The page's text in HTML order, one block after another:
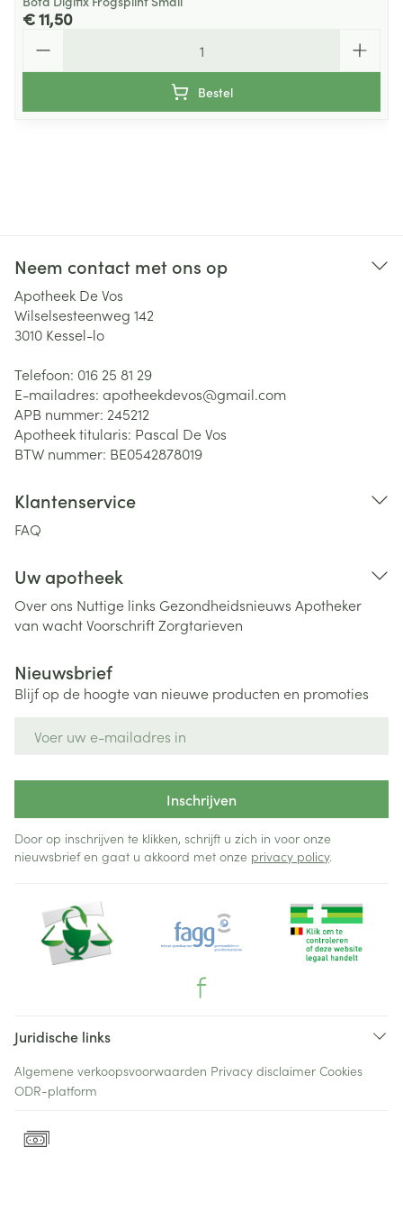
€ 11,50
Bestel
Neem contact met ons op
Apotheek De Vos
Wilselsesteenweg 142
3010 Kessel-lo
Telefoon: 016 25 81 29
E-mailadres: apotheekdevos@gmail.com
APB nummer: 245212
Apotheek titularis: Pascal De Vos
BTW nummer: BE0542878019
Klantenservice
FAQ
Uw apotheek
Over ons Nuttige links Gezondheidsnieuws Apotheker
van wachtVoorschriftZorgtarieven
Nieuwsbrief
Blijf op de hoogte van nieuwe producten en promoties
Inschrijven
Door op inschrijven te klikken, schrijft u zich in voor onze
nieuwsbrief en gaat u akkoord met onze privacy policy.
Juridische links
Algemene verkoopsvoorwaarden Privacy disclaimer Cookies
ODR-platform